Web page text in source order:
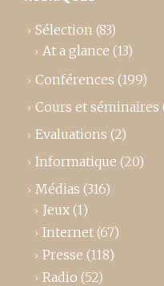
Sélection (83)
At a glance (13)
Conférences (199)
Cours et séminaires
Evaluations (2)
Informatique (20)
Médias (316)
Jeux (1)
Internet (67)
Presse (118)
Radio (52)